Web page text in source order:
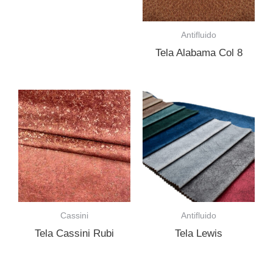
Antifluido
Tela Alabama Col 8
Cassini
Tela Cassini Rubi
Antifluido
Tela Lewis